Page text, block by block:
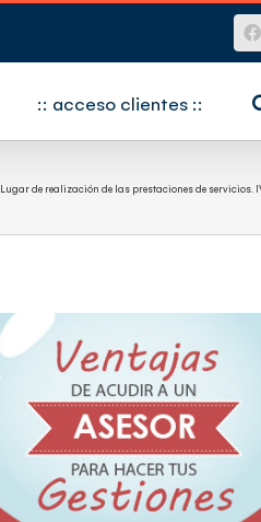
:: acceso clientes ::
Lugar de realización de las prestaciones de servicios.